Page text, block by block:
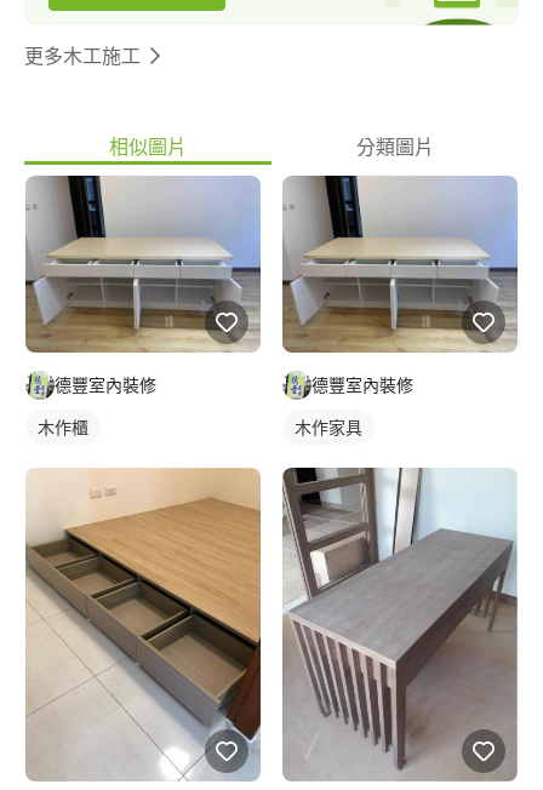
更多木工施工
相似圖片 分類圖片
德豐室內裝修
木作櫃
德豐室內裝修
木作家具